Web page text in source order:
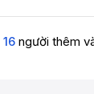
16 người thêm